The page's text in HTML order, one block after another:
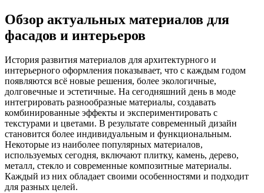
Обзор актуальных материалов для
фасадов и интерьеров
История развития материалов для архитектурного и
интерьерного оформления показывает, что с каждым годом
появляются всё новые решения, более экологичные,
долговечные и эстетичные. На сегодняшний день в моде
интегрировать разнообразные материалы, создавать
комбинированные эффекты и экспериментировать с
текстурами и цветами. В результате современный дизайн
становится более индивидуальным и функциональным.
Некоторые из наиболее популярных материалов,
используемых сегодня, включают плитку, камень, дерево,
металл, стекло и современные композитные материалы.
Каждый из них обладает своими особенностями и подходит
для разных целей.